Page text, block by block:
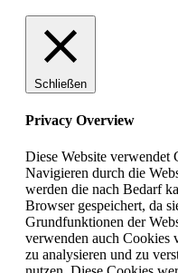
Schließen
Privacy Overview
Diese Website verwendet
Navigieren durch die
werden die nach Bedarf
Browser gespeichert, da
Grundfunktionen der
verwenden auch Cookies
zu analysieren und zu